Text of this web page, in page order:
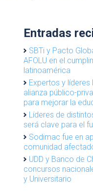
Entradas
SBTi y Pacto
AFOLU en el
latinoamérica
Expertos y
alianza público-
para mejorar la
Líderes de
será clave para el
Sodimac fue en
comunidad
UDD y Banco de
concursos
y Universitario